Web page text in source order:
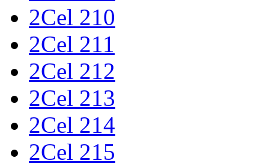
2Cel 210
2Cel 211
2Cel 212
2Cel 213
2Cel 214
2Cel 215